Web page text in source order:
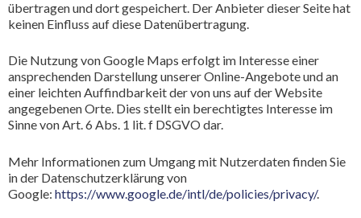
übertragen und dort gespeichert. Der Anbieter dieser Seite hat
keinen Einfluss auf diese Datenübertragung.
Die Nutzung von Google Maps erfolgt im Interesse einer
ansprechenden Darstellung unserer Online-Angebote und an
einer leichten Auffindbarkeit der von uns auf der Website
angegebenen Orte. Dies stellt ein berechtigtes Interesse im
Sinne von Art. 6 Abs. 1 lit. f DSGVO dar.
Mehr Informationen zum Umgang mit Nutzerdaten finden Sie
in der Datenschutzerklärung von
Google: https://www.google.de/intl/de/policies/privacy/.